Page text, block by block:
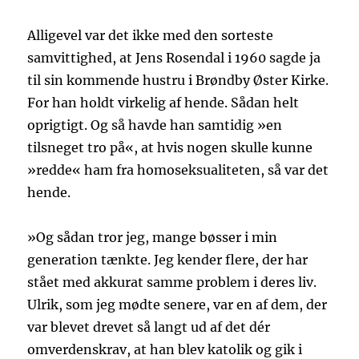
Alligevel var det ikke med den sorteste
samvittighed, at Jens Rosendal i 1960 sagde ja
til sin kommende hustru i Brøndby Øster Kirke.
For han holdt virkelig af hende. Sådan helt
oprigtigt. Og så havde han samtidig »en
tilsneget tro på«, at hvis nogen skulle kunne
»redde« ham fra homoseksualiteten, så var det
hende.
»Og sådan tror jeg, mange bøsser i min
generation tænkte. Jeg kender flere, der har
stået med akkurat samme problem i deres liv.
Ulrik, som jeg mødte senere, var en af dem, der
var blevet drevet så langt ud af det dér
omverdenskrav, at han blev katolik og gik i